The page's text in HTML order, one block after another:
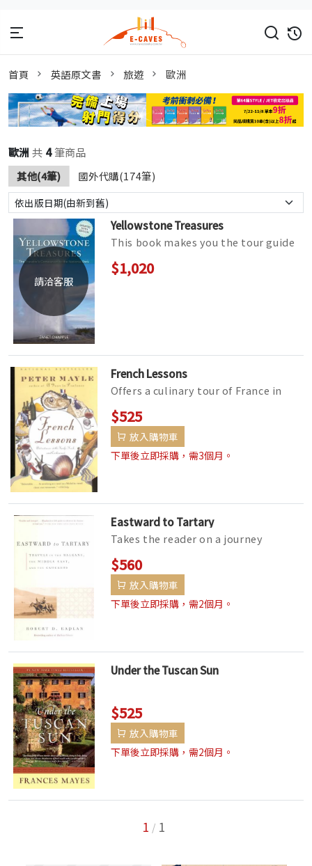
首頁 英語原文書 旅遊 歐洲
歐洲 共 4筆商品
其他(4筆) 國外代購(174筆)
請洽客服
Yellowstone Treasures
This book makes you the tour guide
for your group! Janet Chapple shares
her tips to pack for your tr...
$1,020
French Lessons
Offers a culinary tour of France in
search of the perfect country bistro,
village market, omelette, ...
$525
放入購物車
下單後立即採購，需3個月。
Eastward to Tartary
Takes the reader on a journey
through the Balkans, the Middle
East, and the Caucasus, describing
the...
$560
放入購物車
下單後立即採購，需2個月。
Under the Tuscan Sun
$525
放入購物車
下單後立即採購，需2個月。
1 / 1